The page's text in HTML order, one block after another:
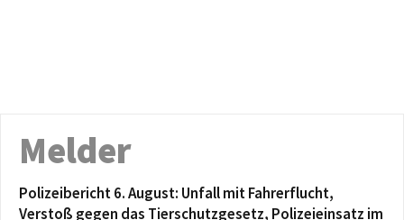
Melder
Polizeibericht 6. August: Unfall mit Fahrerflucht,
Verstoß gegen das Tierschutzgesetz, Polizeieinsatz im